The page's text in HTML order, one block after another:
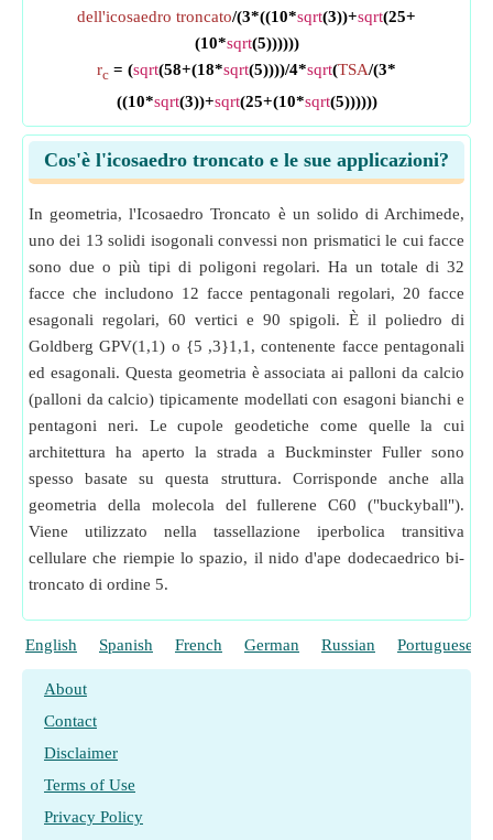
dell'icosaedro troncato/(3*((10*sqrt(3))+sqrt(25+
(10*sqrt(5))))))
rc = (sqrt(58+(18*sqrt(5))))/4*sqrt(TSA/(3*
((10*sqrt(3))+sqrt(25+(10*sqrt(5))))))
Cos'è l'icosaedro troncato e le sue applicazioni?
In geometria, l'Icosaedro Troncato è un solido di Archimede,
uno dei 13 solidi isogonali convessi non prismatici le cui facce
sono due o più tipi di poligoni regolari. Ha un totale di 32
facce che includono 12 facce pentagonali regolari, 20 facce
esagonali regolari, 60 vertici e 90 spigoli. È il poliedro di
Goldberg GPV(1,1) o {5 ,3}1,1, contenente facce pentagonali
ed esagonali. Questa geometria è associata ai palloni da calcio
(palloni da calcio) tipicamente modellati con esagoni bianchi e
pentagoni neri. Le cupole geodetiche come quelle la cui
architettura ha aperto la strada a Buckminster Fuller sono
spesso basate su questa struttura. Corrisponde anche alla
geometria della molecola del fullerene C60 ("buckyball").
Viene utilizzato nella tassellazione iperbolica transitiva
cellulare che riempie lo spazio, il nido d'ape dodecaedrico bi-
troncato di ordine 5.
English Spanish French German Russian Portuguese
About
Contact
Disclaimer
Terms of Use
Privacy Policy